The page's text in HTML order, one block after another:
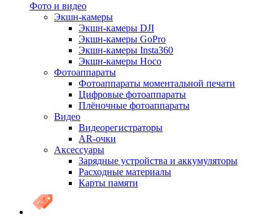
Фото и видео
Экшн-камеры
Экшн-камеры DJI
Экшн-камеры GoPro
Экшн-камеры Insta360
Экшн-камеры Hoco
Фотоаппараты
Фотоаппараты моментальной печати
Цифровые фотоаппараты
Плёночные фотоаппараты
Видео
Видеорегистраторы
AR-очки
Аксессуары
Зарядные устройства и аккумуляторы
Расходные материалы
Карты памяти